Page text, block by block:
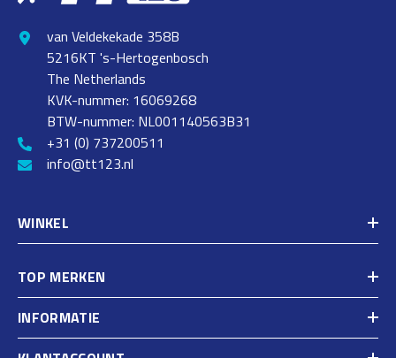
van Veldekekade 358B
5216KT 's-Hertogenbosch
The Netherlands
KVK-nummer: 16069268
BTW-nummer: NL001140563B31
+31 (0) 737200511
info@tt123.nl
WINKEL
TOP MERKEN
INFORMATIE